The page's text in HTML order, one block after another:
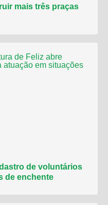
mais três praças
de voluntários
de enchente